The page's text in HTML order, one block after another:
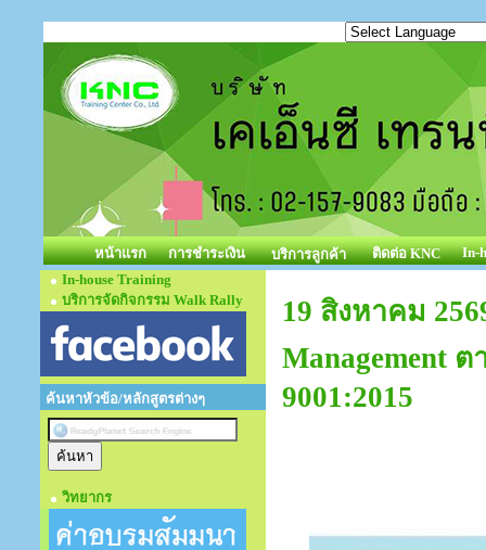
หน้าแรก การชำระเงิน บริการลูกค้า ติดต่อ KNC
In-
In-house Training
บริการจัดกิจกรรม Walk Rally
ค้นหาหัวข้อ/หลักสูตรต่างๆ
วิทยากร
19 สิงหาคม
Management
9001:2015